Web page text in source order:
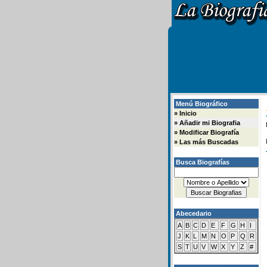
Menú Biográfico
» Inicio
» Añadir mi Biografia
» Modificar Biografía
» Las más Buscadas
Busca Biografías
Abecedario
A B C D E F G H
I
J
K L M N O P Q
R
S T U V W X Y Z #